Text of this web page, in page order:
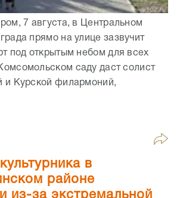
7 августа, в Центральном
прямо на улице зазвучит
под открытым небом для всех
саду даст солист
и Курской филармоний,
в
районе
из-за экстремальной